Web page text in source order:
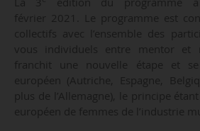
février 2021. Le programme est
collectifs avec l’ensemble des
vous individuels entre mentor et
franchit une nouvelle étape et
européen (Autriche, Espagne,
plus de l’Allemagne), le principe étant
européen de femmes de l’industrie